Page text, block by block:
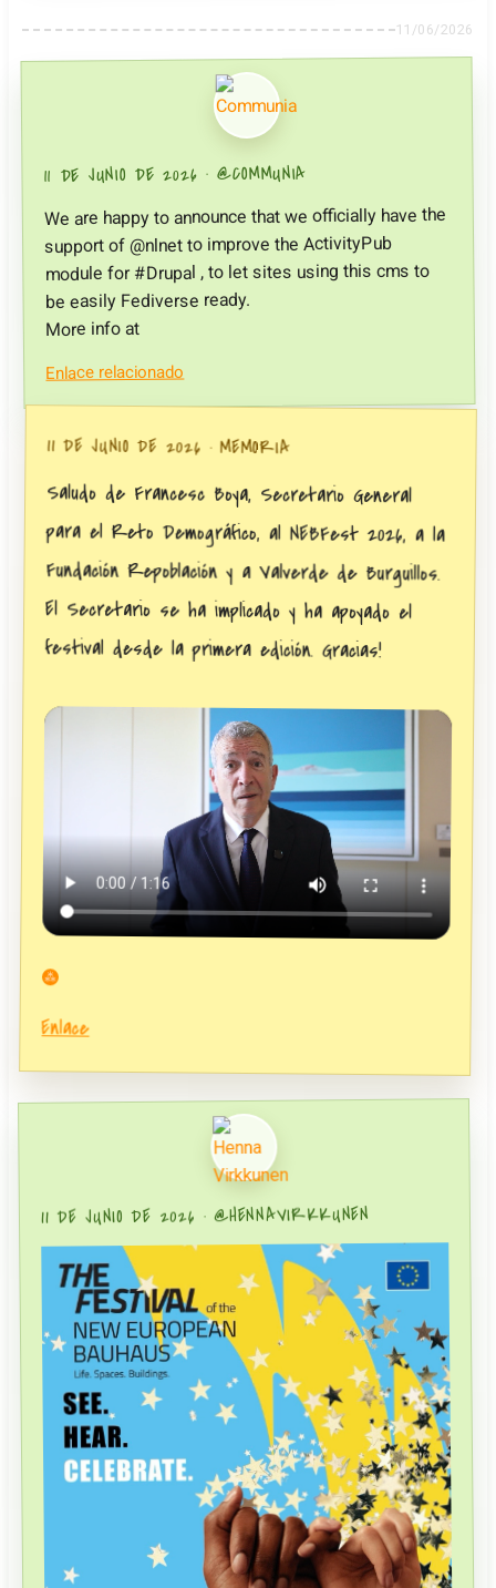
11/06/2026
11 DE JUNIO DE 2026 @COMMUNIA
We are happy to announce that we officially have the
support of @nlnet to improve the ActivityPub
module for #Drupal , to let sites using this cms to
be easily Fediverse ready.
More info at
Enlace relacionado
11 DE JUNIO DE 2026 MEMORIA
Saludo de Francesc Boya, Secretario General
para el Reto Demográfico, al NEBFest 2026, a la
Fundación Repoblación y a Valverde de Burguillos.
El Secretario se ha implicado y ha apoyado el
festival desde la primera edición. Gracias!
Enlace
11 DE JUNIO DE 2026 @HENNAVIRKKUNEN